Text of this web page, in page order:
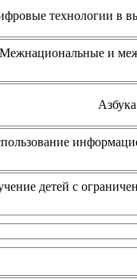
технологии в
Межнациональные и
детей с